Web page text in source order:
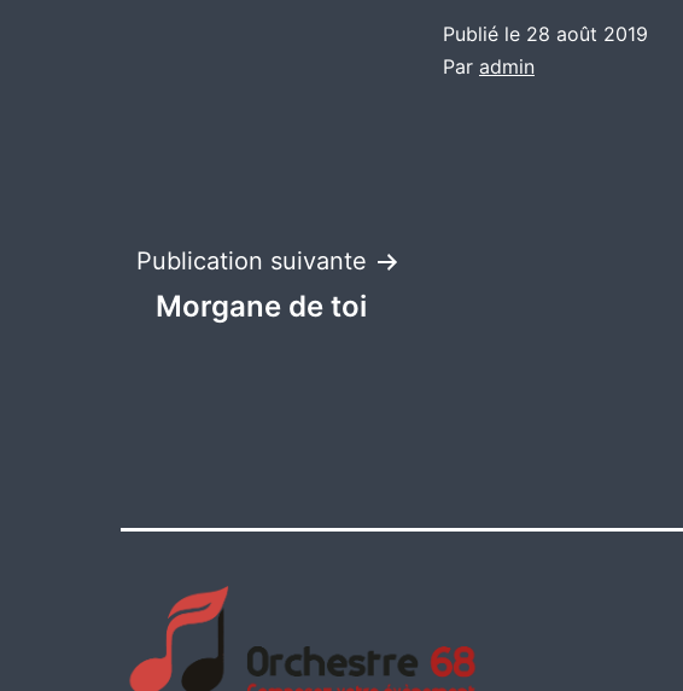
Publié le 28 août 2019
Par admin
Navigation
Publication suivante
Morgane de toi